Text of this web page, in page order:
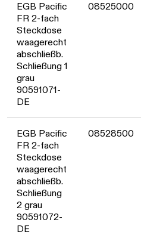
EGB Pacific
FR 2-fach
Steckdose
waagerecht
abschließb.
Schließung 1
grau
90591071-
DE
08525000
EGB Pacific
FR 2-fach
Steckdose
waagerecht
abschließb.
Schließung
2 grau
90591072-
DE
08528500